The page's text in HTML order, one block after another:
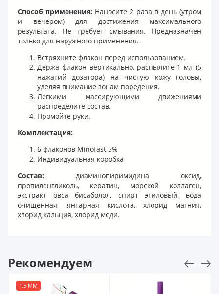
Способ применения: Наносите 2 раза в день (утром
и вечером) для достижения максимального
результата. Не требует смывания. Предназначен
только для наружного применения.
Встряхните флакон перед использованием.
Держа флакон вертикально, распылите 1 мл (5
нажатий дозатора) на чистую кожу головы,
уделяя внимание зонам поредения.
Легкими массирующими движениями
распределите состав.
Промойте руки.
Комплектация:
6 флаконов Minofast 5%
Индивидуальная коробка
Состав: диаминопиримидина оксид,
пропиленгликоль, кератин, морской коллаген,
экстракт овса бисаболол, спирт этиловый, вода
очищенная, янтарная кислота, хлорид магния,
хлорид кальция, хлорид меди.
Рекомендуем
1.5 ММ